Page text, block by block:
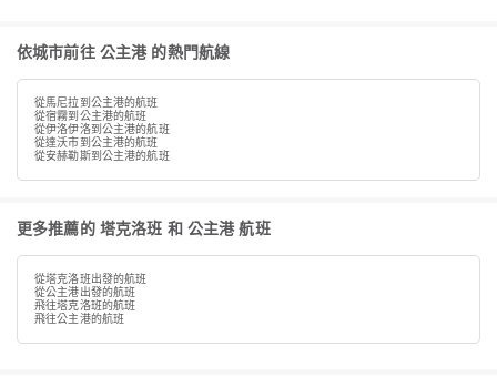
依城市前往 公主港 的熱門航線
從馬尼拉到公主港的航班
從宿霧到公主港的航班
從伊洛伊洛到公主港的航班
從達沃市到公主港的航班
從安赫勒斯到公主港的航班
更多推薦的 塔克洛班 和 公主港 航班
從塔克洛班出發的航班
從公主港出發的航班
飛往塔克洛班的航班
飛往公主港的航班